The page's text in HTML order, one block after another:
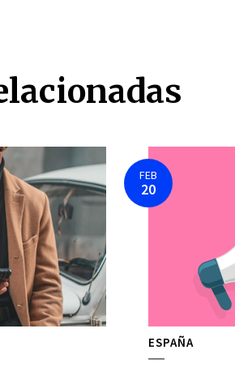
FEB
20
ESPAÑA